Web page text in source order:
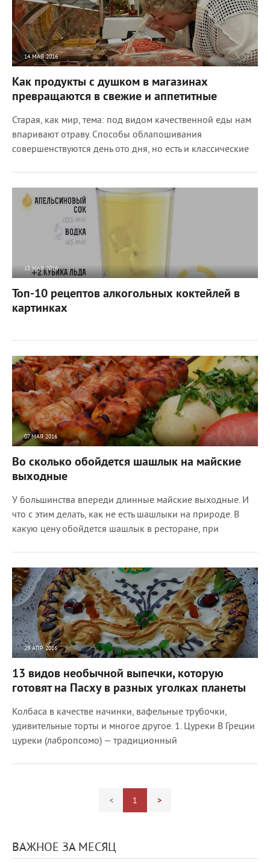
14 МАЯ 2016
Как продукты с душком в магазинах
превращаются в свежие и аппетитные
Старая, как мир, тема: под видом качественной еды нам
впаривают отраву. Способы облапошивания
совершенствуются день ото дня, но есть и классические
13 МАЯ 2016
Топ-10 рецептов алкогольных коктейлей в
картинках
07 МАЯ 2016
Во сколько обойдется шашлык на майские
выходные
У большинства впереди длинные майские выходные. И
что с этим делать, как не есть шашлыки на природе. В
какую цену обойдется шашлык в ресторане, при
29 АПР 2016
13 видов необычной выпечки, которую
готовят на Пасху в разных уголках планеты
Колбаса в качестве начинки, вафельные трубочки,
удивительные торты и многое другое. 1. Цуреки В Греции
цуреки (лабропсомо) — традиционный
< 1 >
ВАЖНОЕ ЗА МЕСЯЦ